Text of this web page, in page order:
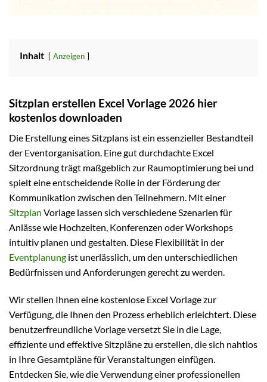
Inhalt Anzeigen
Sitzplan erstellen Excel Vorlage 2026 hier
kostenlos downloaden
Die Erstellung eines Sitzplans ist ein essenzieller Bestandteil
der Eventorganisation. Eine gut durchdachte Excel
Sitzordnung trägt maßgeblich zur Raumoptimierung bei und
spielt eine entscheidende Rolle in der Förderung der
Kommunikation zwischen den Teilnehmern. Mit einer
Sitzplan Vorlage lassen sich verschiedene Szenarien für
Anlässe wie Hochzeiten, Konferenzen oder Workshops
intuitiv planen und gestalten. Diese Flexibilität in der
Eventplanung ist unerlässlich, um den unterschiedlichen
Bedürfnissen und Anforderungen gerecht zu werden.
Wir stellen Ihnen eine kostenlose Excel Vorlage zur
Verfügung, die Ihnen den Prozess erheblich erleichtert. Diese
benutzerfreundliche Vorlage versetzt Sie in die Lage,
effiziente und effektive Sitzpläne zu erstellen, die sich nahtlos
in Ihre Gesamtpläne für Veranstaltungen einfügen.
Entdecken Sie, wie die Verwendung einer professionellen